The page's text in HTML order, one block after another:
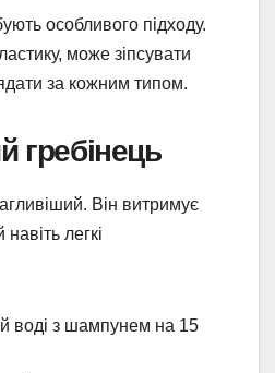
особливого підходу.
може зіпсувати
за кожним типом.
гребінець
Він витримує
легкі
воді з шампунем на 15